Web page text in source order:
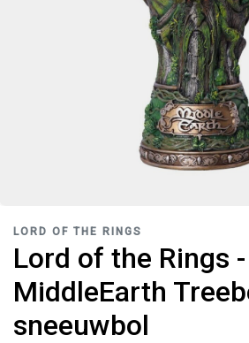
LORD OF THE RINGS
Lord of the Rings -
MiddleEarth
sneeuwbol